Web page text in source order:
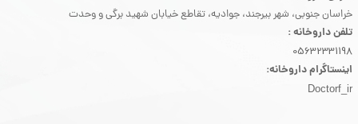
خراسان جنوبی، شهر بیرجند، جوادیه، تقاطع خیابان شهید برگی و وحدت
تلفن داروخانه :
05632331198
اینستاگرام داروخانه:
Doctorf_ir